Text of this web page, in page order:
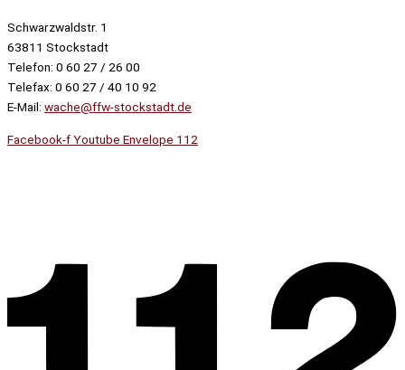
Schwarzwaldstr. 1
63811 Stockstadt
Telefon: 0 60 27 / 26 00
Telefax: 0 60 27 / 40 10 92
E-Mail: wache@ffw-stockstadt.de
Facebook-fYoutube Envelope 112